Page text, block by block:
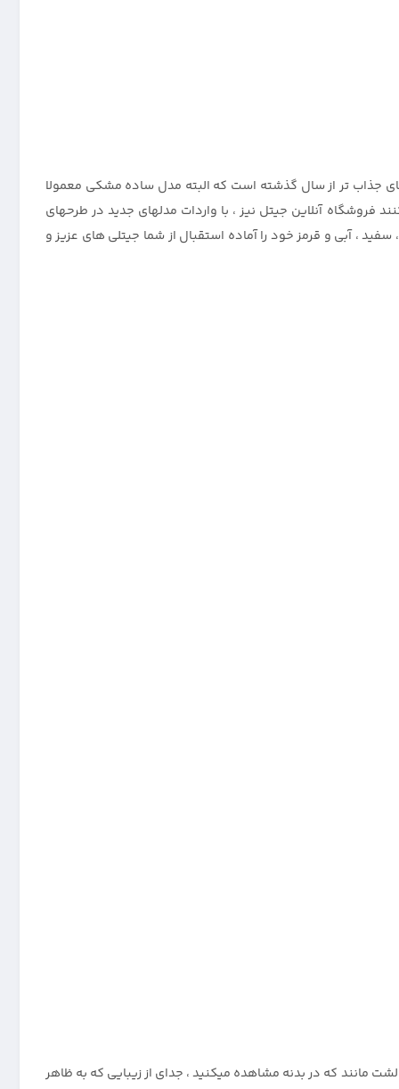
جذاب تر از سال گذشته است که البته مدل ساده مشکی معمولا
آنلاین جیتل نیز ، با واردات مدلهای جدید در طرحهای
، آبی و قرمز خود را آماده استقبال از شما جیتلی های عزیز و
اسفنجی و بالشت مانند که در بدنه مشاهده میکنید ، جدای از زیبایی که به ظاهر